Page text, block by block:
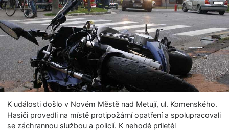
K události došlo v Novém Městě nad Metují, ul. Komenského.
Hasiči provedli na místě protipožární opatření a spolupracovali
se záchrannou službou a policií. K nehodě priletěl